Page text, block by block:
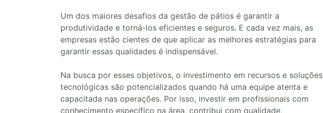
Um dos maiores desafios da gestão de pátios é garantir a
produtividade e torná-los eficientes e seguros. E cada vez mais, as
empresas estão cientes de que aplicar as melhores estratégias para
garantir essas qualidades é indispensável.
Na busca por esses objetivos, o investimento em recursos e soluções
tecnológicas são potencializados quando há uma equipe atenta e
capacitada nas operações. Por isso, investir em profissionais com
conhecimento específico na área, contribui com qualidade,